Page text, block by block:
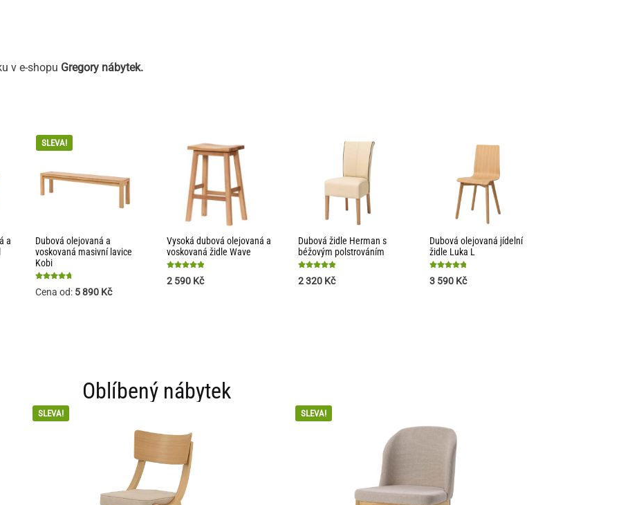
v e-shopu Gregory nábytek.
a
SLEVA!
Dubová olejovaná a
voskovaná masivní lavice
Kobi
4.76
Cena od: 5 890 Kč
Vysoká dubová olejovaná a
voskovaná židle Wave
4.93
2 590 Kč
Dubová židle Herman s
béžovým polstrováním
5
2 320 Kč
Dubová olejovaná jídelní
židle Luka L
4.89
3 590 Kč
Oblíbený nábytek
SLEVA! SLEVA!